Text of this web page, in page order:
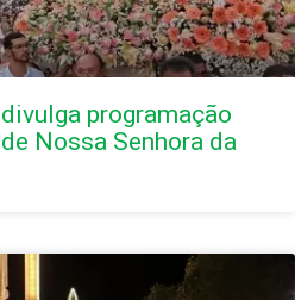
programação
Nossa Senhora da